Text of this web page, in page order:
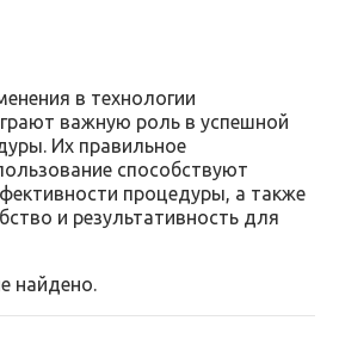
в технологии
важную роль в успешной
Их правильное
способствуют
процедуры, а также
и результативность для
найдено.